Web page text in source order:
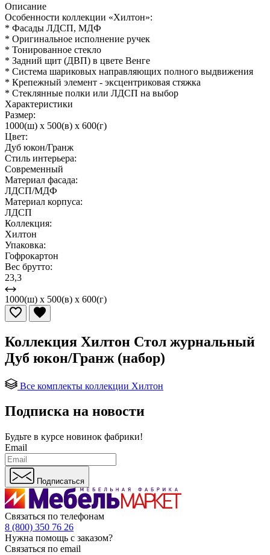
Описание
Особенности коллекции «Хилтон»:
* Фасады ЛДСП, МДФ
* Оригинальное исполнение ручек
* Тонированное стекло
* Задний щит (ДВП) в цвете Венге
* Система шариковых направляющих полного выдвижения
* Крепежный элемент - эксцентриковая стяжка
* Стеклянные полки или ЛДСП на выбор
Характеристики
Размер:
1000(ш) x 500(в) x 600(г)
Цвет:
Дуб юкон/Гранж
Стиль интерьера:
Современный
Материал фасада:
ЛДСП/МДФ
Материал корпуса:
ЛДСП
Коллекция:
Хилтон
Упаковка:
Гофрокартон
Вес брутто:
23,3
1000(ш) x 500(в) x 600(г)
Коллекция Хилтон Стол журнальный
Дуб юкон/Гранж (набор)
Все комплекты коллекции Хилтон
Подписка на новости
Будьте в курсе новинок фабрики!
Email
Подписаться
Связаться по телефонам
8 (800) 350 76 26
Нужна помощь с заказом?
Связаться по email